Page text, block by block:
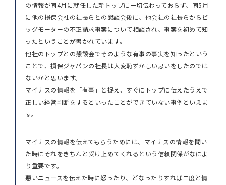
の情報が同4月に就任した新トップに一切伝わっておらず、同5月
に他の損保会社の社長らとの懇談会後に、他会社の社長らからビ
ッグモーターの不正請求事案について相談され、事案を初めて知
ったということが書かれています。
他社のトップとの懇談会でそのような有事の事実を知ったという
ことで、損保ジャパンの社長は大変恥ずかしい思いをしたのでは
ないかと思います。
マイナスの情報を「有事」と捉え、すぐにトップに伝えたうえで
正しい経営判断をするといったことができていない事例といえま
す。
マイナスの情報を伝えてもらうためには、マイナスの情報を聞い
た時にそれをきちんと受け止めてくれるという信頼関係がなによ
り重要です。
悪いニュースを伝えた時に怒ったり、どなったりすれば二度と情